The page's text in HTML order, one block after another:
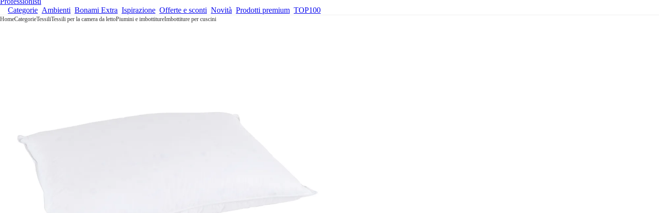
Categorie Ambienti Bonami Extra Ispirazione Offerte e sconti Novità Prodotti premium TOP100
HomeCategorieTessiliTessili per la camera da lettoPiumini e imbottitureImbottiture per cuscini